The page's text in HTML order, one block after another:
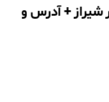
شیراز + آدرس و